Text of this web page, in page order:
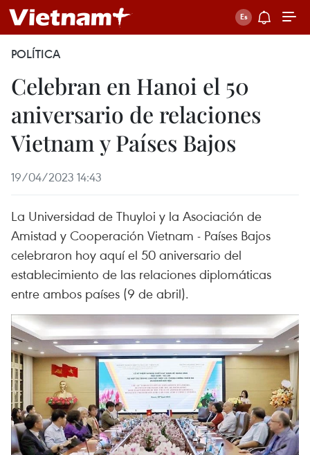
POLÍTICA
Celebran en Hanoi el 50
aniversario de relaciones
Vietnam y Países Bajos
19/04/2023 14:43
La Universidad de Thuyloi y la Asociación de
Amistad y Cooperación Vietnam - Países Bajos
celebraron hoy aquí el 50 aniversario del
establecimiento de las relaciones diplomáticas
entre ambos países (9 de abril).